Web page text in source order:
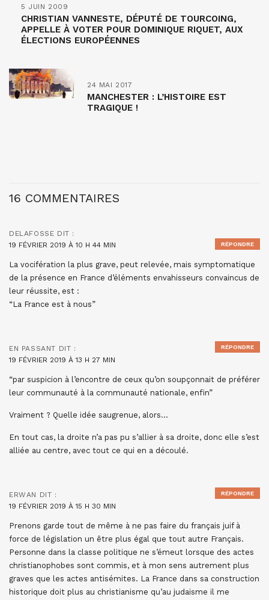
5 JUIN 2009
CHRISTIAN VANNESTE, DÉPUTÉ DE TOURCOING,
APPELLE À VOTER POUR DOMINIQUE RIQUET, AUX
ÉLECTIONS EUROPÉENNES
24 MAI 2017
MANCHESTER : L’HISTOIRE EST
TRAGIQUE !
16 COMMENTAIRES
DELAFOSSE DIT :
19 FÉVRIER 2019 À 10 H 44 MIN
La vocifération la plus grave, peut relevée, mais symptomatique
de la présence en France d’éléments envahisseurs convaincus de
leur réussite, est :
“La France est à nous”
RÉPONDRE
EN PASSANT DIT :
19 FÉVRIER 2019 À 13 H 27 MIN
“par suspicion à l’encontre de ceux qu’on soupçonnait de préférer
leur communauté à la communauté nationale, enfin”
Vraiment ? Quelle idée saugrenue, alors…
En tout cas, la droite n’a pas pu s’allier à sa droite, donc elle s’est
alliée au centre, avec tout ce qui en a découlé.
RÉPONDRE
ERWAN DIT :
19 FÉVRIER 2019 À 15 H 30 MIN
Prenons garde tout de même à ne pas faire du français juif à
force de législation un être plus égal que tout autre Français.
Personne dans la classe politique ne s’émeut lorsque des actes
christianophobes sont commis, et à mon sens autrement plus
graves que les actes antisémites. La France dans sa construction
historique doit plus au christianisme qu’au judaisme il me
RÉPONDRE